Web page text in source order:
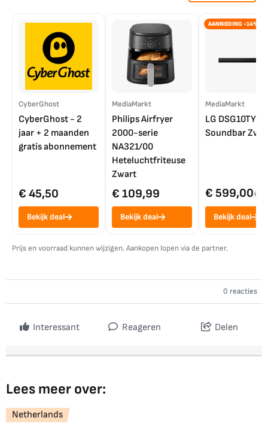
CyberGhost
CyberGhost - 2
jaar + 2 maanden
gratis abonnement
€ 45,50
Bekijk deal
MediaMarkt
Philips Airfryer
2000-serie
NA321/00
Heteluchtfriteuse
Zwart
€ 109,99
Bekijk deal
AANBIEDING -14%
MediaMarkt
LG DSG10TY
Soundbar
€ 599,00€
Bekijk deal
Prijs en voorraad kunnen wijzigen. Aankopen lopen via de partner.
0 reacties
Interessant Reageren Delen
Lees meer over:
Netherlands